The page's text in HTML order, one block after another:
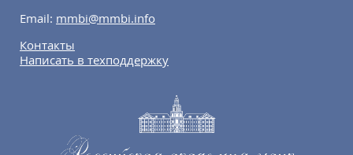
Email: mmbi@mmbi.info
Контакты
Написать в техподдержку